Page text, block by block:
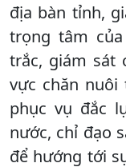
địa bàn tỉnh,
trọng tâm
trắc, giám sát
vực chăn
phục vụ đắc
nước, chỉ đạo
để hướng tới